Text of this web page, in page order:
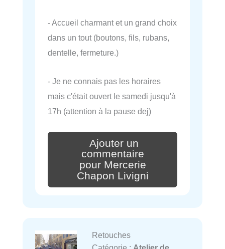
- Accueil charmant et un grand choix
dans un tout (boutons, fils, rubans,
dentelle, fermeture.)
- Je ne connais pas les horaires
mais c'était ouvert le samedi jusqu'à
17h (attention à la pause dej)
Ajouter un
commentaire
pour Mercerie
Chapon Livigni
Retouches